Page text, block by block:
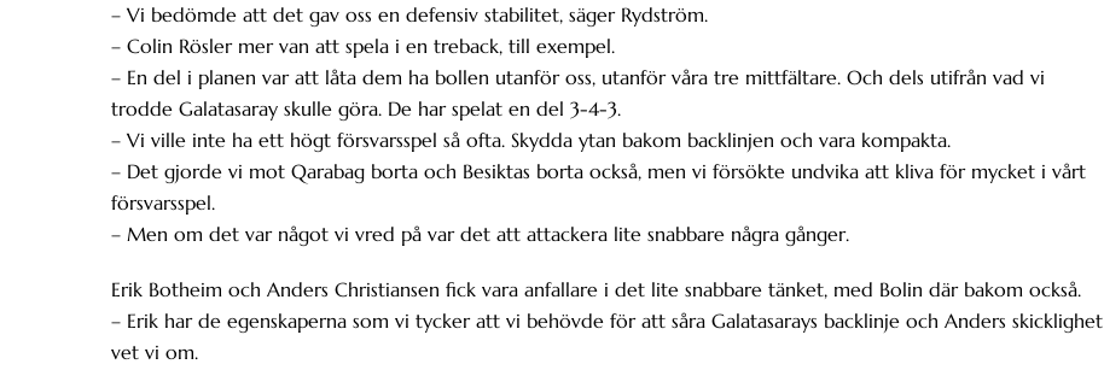
– Vi bedömde att det gav oss en defensiv stabilitet, säger Rydström.
– Colin Rösler mer van att spela i en treback, till exempel.
– En del i planen var att låta dem ha bollen utanför oss, utanför våra tre mittfältare. Och dels utifrån vad vi
trodde Galatasaray skulle göra. De har spelat en del 3-4-3.
– Vi ville inte ha ett högt försvarsspel så ofta. Skydda ytan bakom backlinjen och vara kompakta.
– Det gjorde vi mot Qarabag borta och Besiktas borta också, men vi försökte undvika att kliva för mycket i vårt
försvarsspel.
– Men om det var något vi vred på var det att attackera lite snabbare några gånger.
Erik Botheim och Anders Christiansen fick vara anfallare i det lite snabbare tänket, med Bolin där bakom också.
– Erik har de egenskaperna som vi tycker att vi behövde för att såra Galatasarays backlinje och Anders skicklighet
vet vi om.